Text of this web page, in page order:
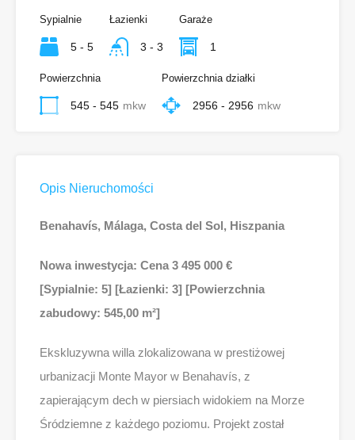
Sypialnie
5 - 5
Łazienki
3 - 3
Garaże
1
Powierzchnia
545 - 545 mkw
Powierzchnia działki
2956 - 2956 mkw
Opis Nieruchomości
Benahavís, Málaga, Costa del Sol, Hiszpania
Nowa inwestycja: Cena 3 495 000 €
[Sypialnie: 5] [Łazienki: 3] [Powierzchnia
zabudowy: 545,00 m²]
Ekskluzywna willa zlokalizowana w prestiżowej
urbanizacji Monte Mayor w Benahavís, z
zapierającym dech w piersiach widokiem na Morze
Śródziemne z każdego poziomu. Projekt został